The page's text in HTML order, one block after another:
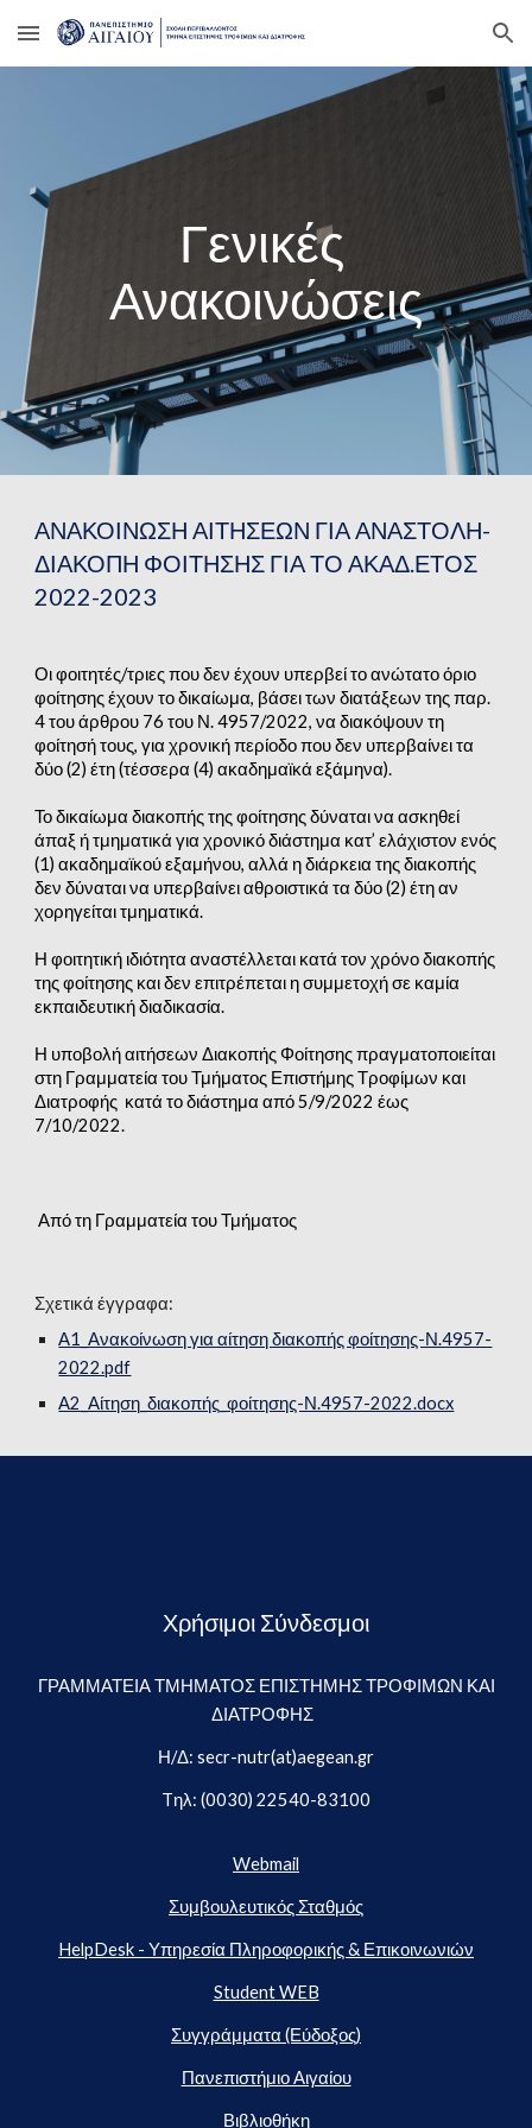
Skip to main content Skip to navigation
Γενικές
Ανακοινώσεις
ΑΝΑΚΟΙΝΩΣΗ ΑΙΤΗΣΕΩΝ ΓΙΑ ΑΝΑΣΤΟΛΗ-
ΔΙΑΚΟΠΗ ΦΟΙΤΗΣΗΣ ΓΙΑ ΤΟ ΑΚΑΔ.ΕΤΟΣ
2022-2023
Οι φοιτητές/τριες που δεν έχουν υπερβεί το ανώτατο όριο
φοίτησης έχουν το δικαίωμα, βάσει των διατάξεων της παρ.
4 του άρθρου 76 του Ν. 4957/2022, να διακόψουν τη
φοίτησή τους, για χρονική περίοδο που δεν υπερβαίνει τα
δύο (2) έτη (τέσσερα (4) ακαδημαϊκά εξάμηνα).
Το δικαίωμα διακοπής της φοίτησης δύναται να ασκηθεί
άπαξ ή τμηματικά για χρονικό διάστημα κατ’ ελάχιστον ενός
(1) ακαδημαϊκού εξαμήνου, αλλά η διάρκεια της διακοπής
δεν δύναται να υπερβαίνει αθροιστικά τα δύο (2) έτη αν
χορηγείται τμηματικά.
Η φοιτητική ιδιότητα αναστέλλεται κατά τον χρόνο διακοπής
της φοίτησης και δεν επιτρέπεται η συμμετοχή σε καμία
εκπαιδευτική διαδικασία.
Η υποβολή αιτήσεων Διακοπής Φοίτησης πραγματοποιείται
στη Γραμματεία του Τμήματος Επιστήμης Τροφίμων και
Διατροφής  κατά το διάστημα από 5/9/2022 έως
7/10/2022.
Από τη Γραμματεία του Τμήματος
Σχετικά έγγραφα:
Α1_Ανακοίνωση για αίτηση διακοπής φοίτησης-Ν.4957-
2022.pdf
Α2_Αίτηση_διακοπής_φοίτησης-Ν.4957-2022.docx
Χρήσιμοι Σύνδεσμοι
ΓΡΑΜΜΑΤΕΙΑ ΤΜΗΜΑΤΟΣ ΕΠΙΣΤΗΜΗΣ ΤΡΟΦΙΜΩΝ ΚΑΙ
ΔΙΑΤΡΟΦΗΣ
Η/Δ: secr-nutr(at)aegean.gr
Tηλ: (0030) 22540-83100
Webmail
Συμβουλευτικός Σταθμός
HelpDesk - Υπηρεσία Πληροφορικής & Επικοινωνιών
Student WEB
Συγγράμματα (Εύδοξος)
Πανεπιστήμιο Αιγαίου
Βιβλιοθήκη